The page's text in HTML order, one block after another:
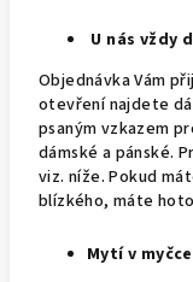
U nás vždy
Objednávka Vám
otevření najdete
psaným vzkazem
dámské a pánské.
viz. níže. Pokud
blízkého, máte
Mytí v